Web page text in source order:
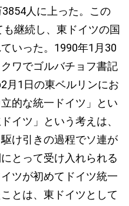
人に上った。この
継続し、東ドイツの国
いった。1990年1月30
ワでゴルバチョフ書記
月1日の東ベルリンにお
的な統一ドイツ」とい
イツ」という考えは、
け引きの過程でソ連が
とって受け入れられる
ツが初めてドイツ統一
とは、東ドイツとして